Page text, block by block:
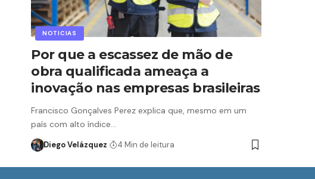
NOTICIAS
Por que a escassez de mão de
obra qualificada ameaça a
inovação nas empresas brasileiras
Francisco Gonçalves Perez explica que, mesmo em um
país com alto índice…
Diego Velázquez 4 Min de leitura